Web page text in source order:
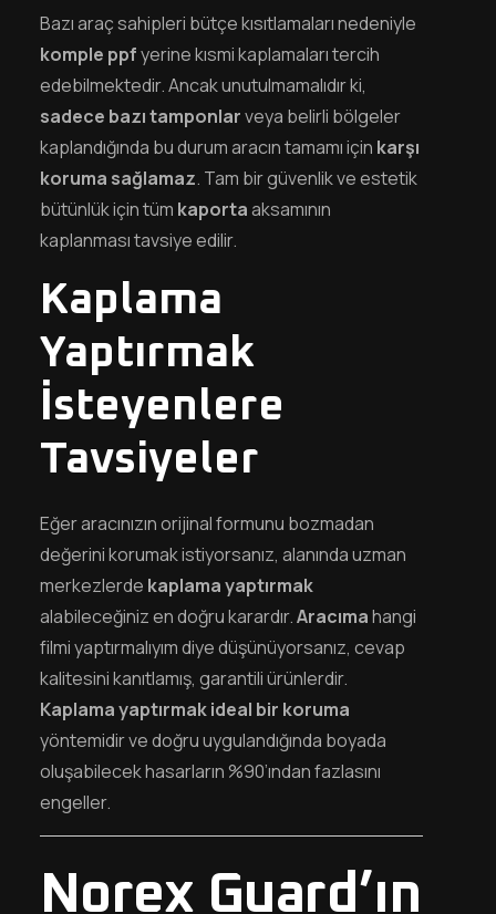
Bazı araç sahipleri bütçe kısıtlamaları nedeniyle
komple ppfyerine kısmi kaplamaları tercih
edebilmektedir. Ancak unutulmamalıdır ki,
sadece bazı tamponlarveya belirli bölgeler
kaplandığında bu durum aracın tamamı için karşı
koruma sağlamaz. Tam bir güvenlik ve estetik
bütünlük için tüm kaportaaksamının
kaplanması tavsiye edilir.
Kaplama
Yaptırmak
İsteyenlere
Tavsiyeler
Eğer aracınızın orijinal formunu bozmadan
değerini korumak istiyorsanız, alanında uzman
merkezlerde kaplama yaptırmak
alabileceğiniz en doğru karardır.Aracımahangi
filmi yaptırmalıyım diye düşünüyorsanız, cevap
kalitesini kanıtlamış, garantili ürünlerdir.
Kaplama yaptırmak ideal bir koruma
yöntemidir ve doğru uygulandığında boyada
oluşabilecek hasarların %90’ından fazlasını
engeller.
Norex Guard’ın